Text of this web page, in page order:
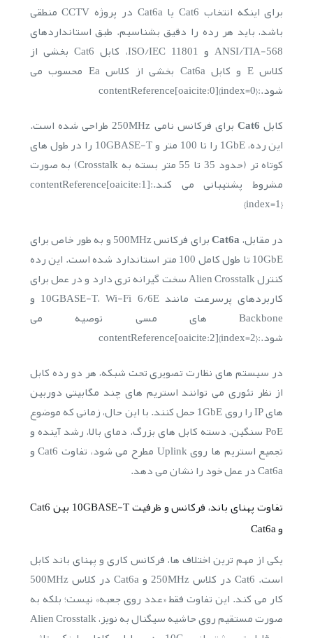
برای اینکه انتخاب Cat6 یا Cat6a در پروژه CCTV منطقی
باشد، باید هر رده را دقیق بشناسیم. طبق استانداردهای
ANSI/TIA-568 و ISO/IEC 11801، کابل Cat6 بخشی از
کلاس E و کابل Cat6a بخشی از کلاس Ea محسوب می
شود.:contentReference[oaicite:0]{index=0}
کابل Cat6
برای فرکانس نامی 250MHz طراحی شده است.
این رده، 1GbE را تا 100 متر و 10GBASE-T را در طول های
کوتاه تر (حدود 35 تا 55 متر بسته به Crosstalk) به صورت
مشروط پشتیبانی می کند.:contentReference[oaicite:1]
{index=1}
در مقابل،Cat6a
برای فرکانس 500MHz و به طور خاص برای
10GbE تا طول کامل 100 متر استاندارد شده است. این رده
کنترل Alien Crosstalk سخت گیرانه تری دارد و در عمل برای
کاربردهای پرسرعت مانند 10GBASE-T، Wi-Fi 6/6E و
Backbone های مسی توصیه می
شود.:contentReference[oaicite:2]{index=2}
در سیستم های نظارت تصویری تحت شبکه، هر دو رده کابل
از نظر تئوری می توانند استریم های چند مگابیتی دوربین
های IP را روی 1GbE حمل کنند. با این حال، زمانی که موضوع
PoE سنگین، دسته کابل های بزرگ، دمای بالا، رشد آینده و
تجمیع استریم ها روی Uplink مطرح می شود، تفاوت Cat6 و
Cat6a در عمل خود را نشان می دهد.
تفاوت پهنای باند، فرکانس و ظرفیت 10GBASE-T بین Cat6
و Cat6a
یکی از مهم ترین اختلاف ها، فرکانس کاری و پهنای باند کابل
است. Cat6 در کلاس 250MHz و Cat6a در کلاس 500MHz
کار می کند. این تفاوت فقط «عدد روی جعبه» نیست؛ بلکه به
صورت مستقیم روی حاشیه سیگنال به نویز، Alien Crosstalk